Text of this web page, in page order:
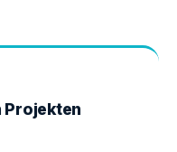
Projekten